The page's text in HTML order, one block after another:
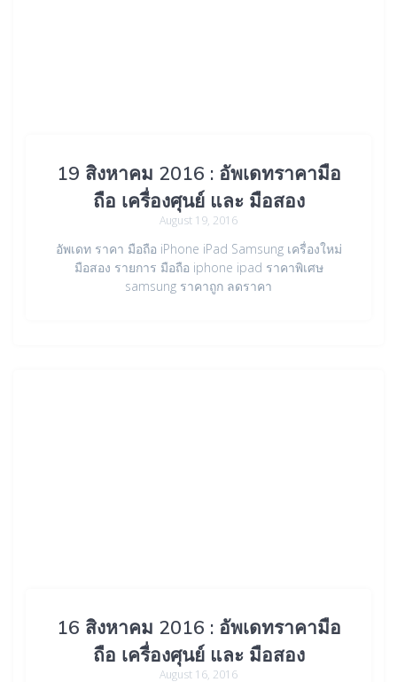
19 สิงหาคม 2016 : อัพเดทราคามือ
ถือ เครื่องศุนย์ และ มือสอง
August 19, 2016
อัพเดท ราคา มือถือ iPhone iPad Samsung เครื่องใหม่
มือสอง รายการ มือถือ iphone ipad ราคาพิเศษ
samsung ราคาถูก ลดราคา
16 สิงหาคม 2016 : อัพเดทราคามือ
ถือ เครื่องศุนย์ และ มือสอง
August 16, 2016